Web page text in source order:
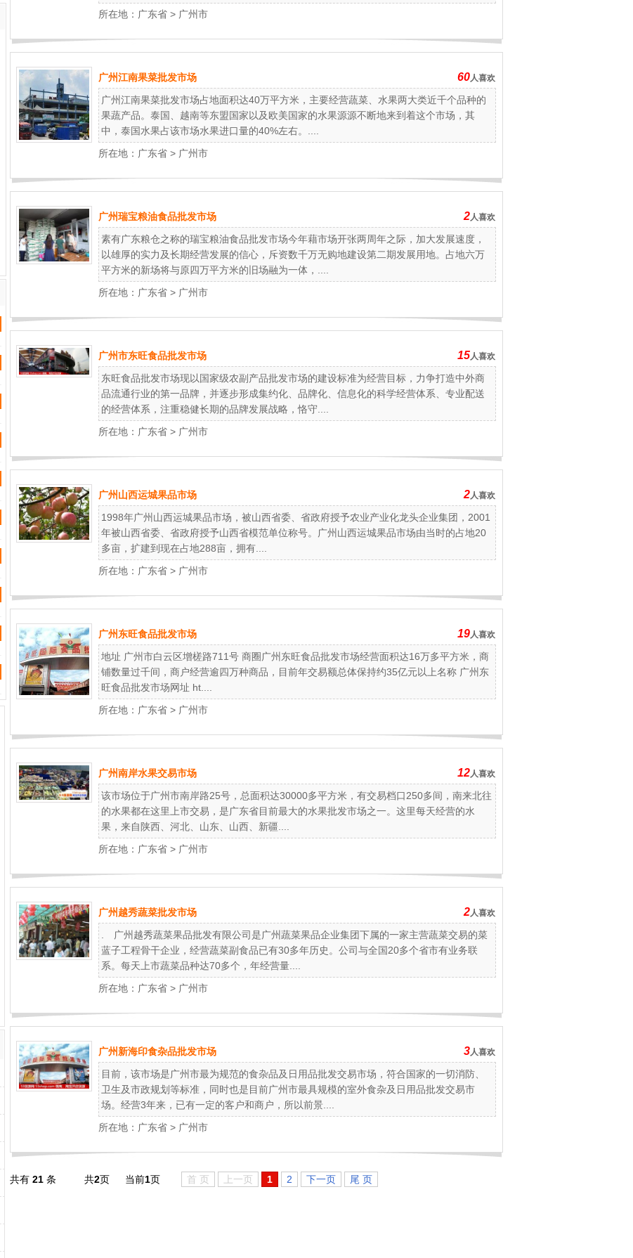
所在地： 广东省 > 广州市
广州江南果菜批发市场 60人喜欢
广州江南果菜批发市场占地面积达40万平方米，主要经营蔬菜、水果两大类近千个品种的
果蔬产品。泰国、越南等东盟国家以及欧美国家的水果源源不断地来到着这个市场，其
中，泰国水果占该市场水果进口量的40%左右。....
所在地： 广东省 > 广州市
广州瑞宝粮油食品批发市场 2人喜欢
素有广东粮仓之称的瑞宝粮油食品批发市场今年藉市场开张两周年之际，加大发展速度，
以雄厚的实力及长期经营发展的信心，斥资数千万无购地建设第二期发展用地。占地六万
平方米的新场将与原四万平方米的旧场融为一体，....
所在地： 广东省 > 广州市
广州市东旺食品批发市场 15人喜欢
东旺食品批发市场现以国家级农副产品批发市场的建设标准为经营目标，力争打造中外商
品流通行业的第一品牌，并逐步形成集约化、品牌化、信息化的科学经营体系、专业配送
的经营体系，注重稳健长期的品牌发展战略，恪守....
所在地： 广东省 > 广州市
广州山西运城果品市场 2人喜欢
1998年广州山西运城果品市场，被山西省委、省政府授予农业产业化龙头企业集团，2001
年被山西省委、省政府授予山西省模范单位称号。广州山西运城果品市场由当时的占地20
多亩，扩建到现在占地288亩，拥有....
所在地： 广东省 > 广州市
广州东旺食品批发市场 19人喜欢
地址 广州市白云区增槎路711号 商圈广州东旺食品批发市场经营面积达16万多平方米，商
铺数量过千间，商户经营逾四万种商品，目前年交易额总体保持约35亿元以上名称 广州东
旺食品批发市场网址 ht....
所在地： 广东省 > 广州市
广州南岸水果交易市场 12人喜欢
该市场位于广州市南岸路25号，总面积达30000多平方米，有交易档口250多间，南来北往
的水果都在这里上市交易，是广东省目前最大的水果批发市场之一。这里每天经营的水
果，来自陕西、河北、山东、山西、新疆....
所在地： 广东省 > 广州市
广州越秀蔬菜批发市场 2人喜欢
. 广州越秀蔬菜果品批发有限公司是广州蔬菜果品企业集团下属的一家主营蔬菜交易的菜
蓝子工程骨干企业，经营蔬菜副食品已有30多年历史。公司与全国20多个省市有业务联
系。每天上市蔬菜品种达70多个，年经营量....
所在地： 广东省 > 广州市
广州新海印食杂品批发市场 3人喜欢
目前，该市场是广州市最为规范的食杂品及日用品批发交易市场，符合国家的一切消防、
卫生及市政规划等标准，同时也是目前广州市最具规模的室外食杂及日用品批发交易市
场。经营3年来，已有一定的客户和商户，所以前景....
所在地： 广东省 > 广州市
共有 21 条 共2页 当前1页 首 页 上一页 1 2 下一页 尾 页